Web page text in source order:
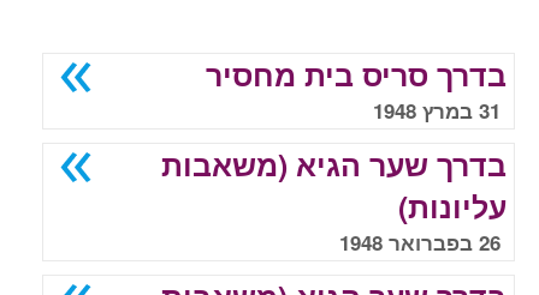
בדרך סריס בית מחסיר
31 במרץ 1948
בדרך שער הגיא (משאבות
עליונות)
26 בפברואר 1948